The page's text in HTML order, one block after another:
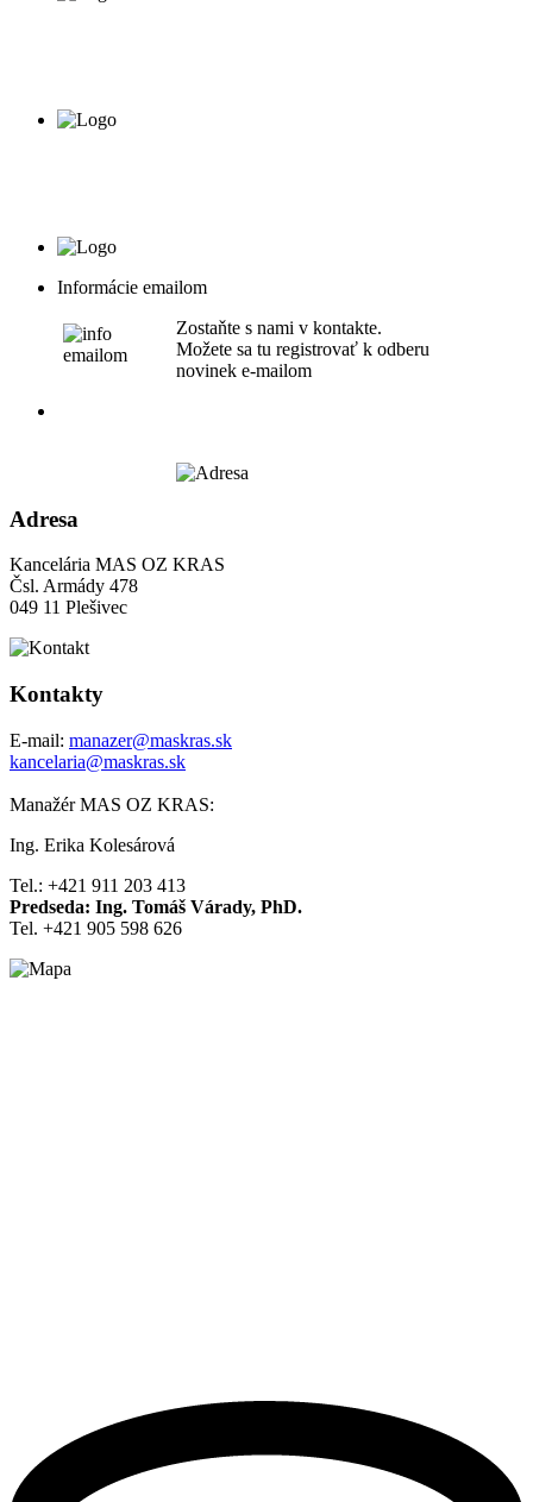
Informácie emailom
Zostaňte s nami v kontakte.
Možete sa tu registrovať k odberu
novinek e-mailom
Adresa
Kancelária MAS OZ KRAS
Čsl. Armády 478
049 11 Plešivec
Kontakty
E-mail: manazer@maskras.sk
kancelaria@maskras.sk
Manažér MAS OZ KRAS:
Ing. Erika Kolesárová
Tel.: +421 911 203 413
Predseda: Ing. Tomáš Várady, PhD.
Tel. +421 905 598 626